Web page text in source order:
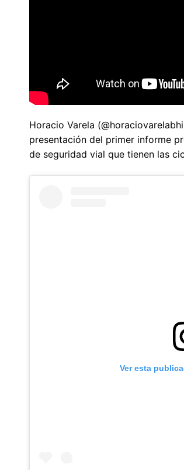
Horacio Varela
presentación del primer informe
de seguridad vial que tienen las
Ver esta